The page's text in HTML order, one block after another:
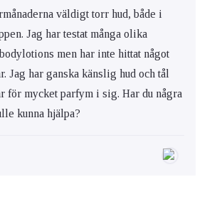
väldigt torr hud, både i
Jag har testat många olika
men har inte hittat något
Jag har ganska känslig hud och tål
för mycket parfym i sig. Har du några
kunna hjälpa?